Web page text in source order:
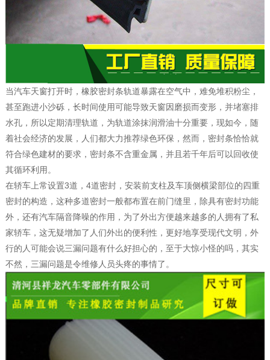
当汽车天窗打开时，橡胶密封条轨道暴露在空气中，难免堆积粉尘，
甚至跑进小沙砾，长时间使用可能导致天窗因磨损而变形，并堵塞排
水孔，所以定期清理轨道，为轨道涂抹润滑油十分重要，现如今，随
着社会经济的发展，人们都大力推荐绿色环保，然而，密封条恰恰就
符合绿色建材的要求，密封条不含重金属，并且若千年后可以回收使
其循环利用。
在轿车上常设置3道，4道密封，安装前支柱及车顶侧横梁部位的四重
密封的构造，这种多道密封一般都布置在前门缝里，除具有密封功能
外，还有汽车隔音降噪的作用，为了外出方便越来越多的人拥有了私
家轿车，这无疑增加了人们外出的便利性，更好地享受现代文明，外
行的人可能会说三漏问题有什么好担心的，至于大惊小怪的吗，其实
不然，三漏问题是令维修人员头疼的事情了。